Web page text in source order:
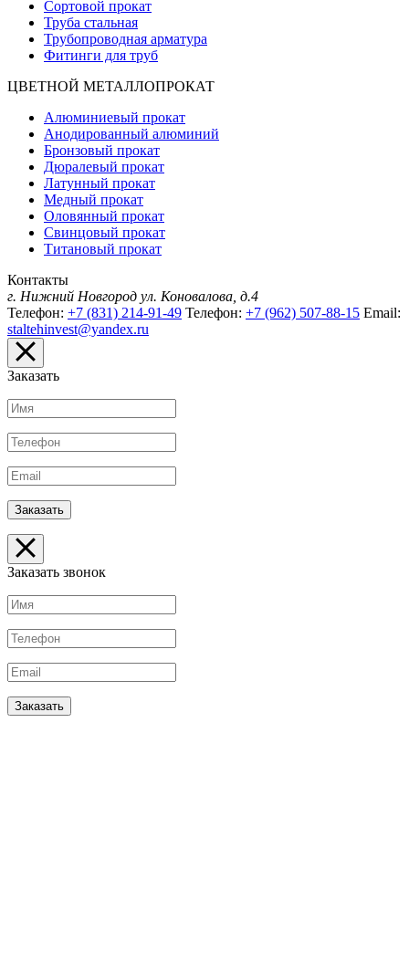
Сортовой прокат
Труба стальная
Трубопроводная арматура
Фитинги для труб
ЦВЕТНОЙ МЕТАЛЛОПРОКАТ
Алюминиевый прокат
Анодированный алюминий
Бронзовый прокат
Дюралевый прокат
Латунный прокат
Медный прокат
Оловянный прокат
Свинцовый прокат
Титановый прокат
Контакты
г. Нижний Новгород ул. Коновалова, д.4
Телефон: +7 (831) 214-91-49 Телефон: +7 (962) 507-88-15 Email:
staltehinvest@yandex.ru
Заказать
Заказать звонок